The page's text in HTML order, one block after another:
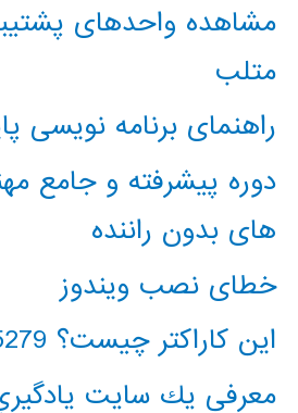
مشاهده واحدهای
متلب
راهنمای برنامه نویسی
دوره پیشرفته و جامع
های بدون راننده
خطای نصب ویندوز
این کاراکتر چیست؟ 65279
معرفي يك سايت